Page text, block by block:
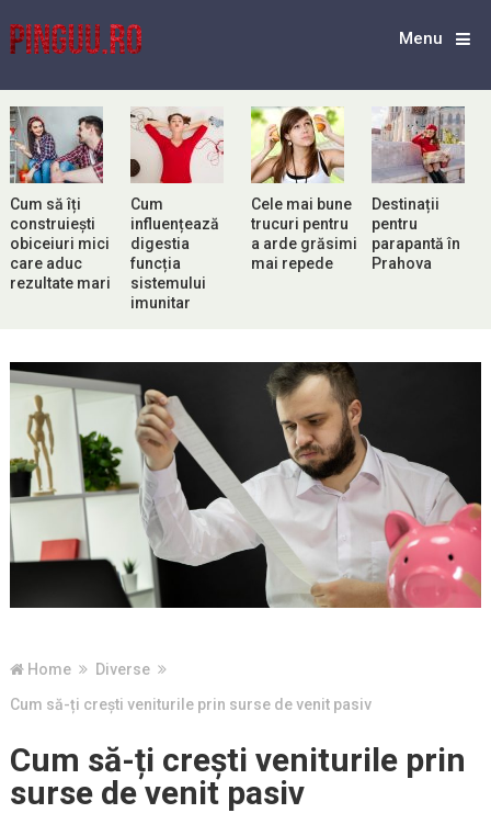
Menu
Cum să îți
construiești
obiceiuri mici
care aduc
rezultate mari
Cum
influențează
digestia
funcția
sistemului
imunitar
Cele mai bune
trucuri pentru
a arde grăsimi
mai repede
Destinații
pentru
parapantă în
Prahova
Home
Diverse
Cum să-ți crești veniturile prin surse de venit pasiv
Cum să-ți crești veniturile prin
surse de venit pasiv